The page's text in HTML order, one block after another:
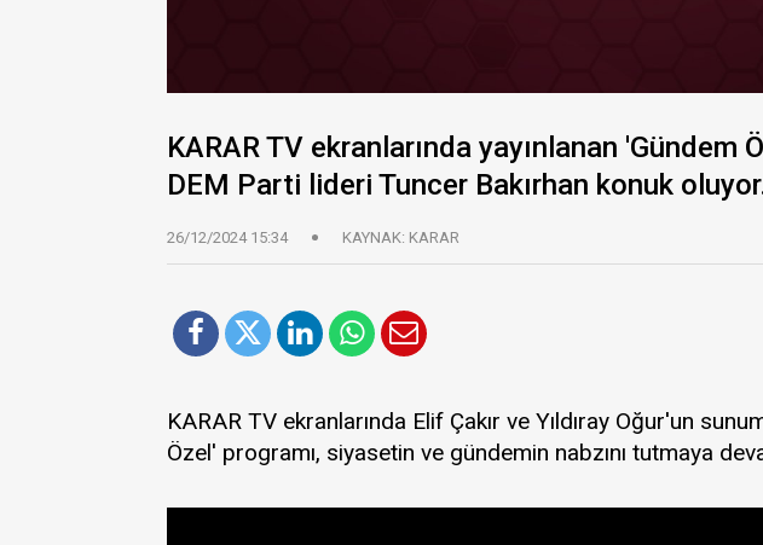
KARAR TV ekranlarında yayınlanan 'Gündem
DEM Parti lideri Tuncer Bakırhan konuk
26/12/2024 15:34 KAYNAK: KARAR
KARAR TV ekranlarında Elif Çakır ve Yıldıray Oğur'un
Özel' programı, siyasetin ve gündemin nabzını tutmaya